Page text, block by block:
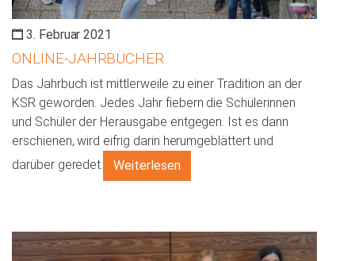
3. Februar 2021
ONLINE-JAHRBÜCHER
Das Jahrbuch ist mittlerweile zu einer Tradition an der
KSR geworden. Jedes Jahr fiebern die Schülerinnen
und Schüler der Herausgabe entgegen. Ist es dann
erschienen, wird eifrig darin herumgeblättert und
darüber geredet.
Weiterlesen